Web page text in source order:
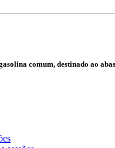
comum, destinado ao